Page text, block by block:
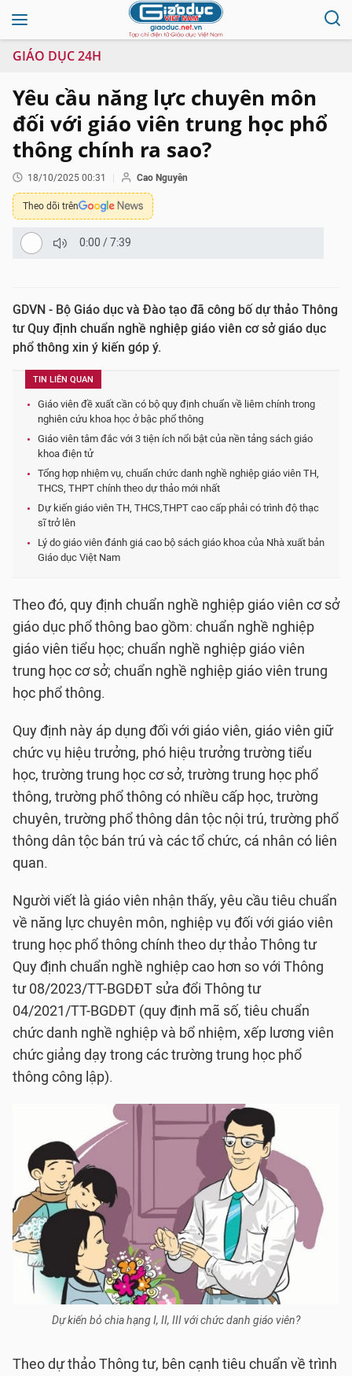
GIÁO DỤC 24H
Yêu cầu năng lực chuyên môn
đối với giáo viên trung học phổ
thông chính ra sao?
18/10/2025 00:31 Cao Nguyên
Theo dõi trên
0:00 /7:39
GDVN - Bộ Giáo dục và Đào tạo đã công bố dự thảo Thông
tư Quy định chuẩn nghề nghiệp giáo viên cơ sở giáo dục
phổ thông xin ý kiến góp ý.
TIN LIÊN QUAN
Giáo viên đề xuất cần có bộ quy định chuẩn về liêm chính trong
nghiên cứu khoa học ở bậc phổ thông
Giáo viên tâm đắc với 3 tiện ích nổi bật của nền tảng sách giáo
khoa điện tử
Tổng hợp nhiệm vụ, chuẩn chức danh nghề nghiệp giáo viên TH,
THCS, THPT chính theo dự thảo mới nhất
Dự kiến giáo viên TH, THCS,THPT cao cấp phải có trình độ thạc
sĩ trở lên
Lý do giáo viên đánh giá cao bộ sách giáo khoa của Nhà xuất bản
Giáo dục Việt Nam
Theo đó, quy định chuẩn nghề nghiệp giáo viên cơ sở
giáo dục phổ thông bao gồm: chuẩn nghề nghiệp
giáo viên tiểu học; chuẩn nghề nghiệp giáo viên
trung học cơ sở; chuẩn nghề nghiệp giáo viên trung
học phổ thông.
Quy định này áp dụng đối với giáo viên, giáo viên giữ
chức vụ hiệu trưởng, phó hiệu trưởng trường tiểu
học, trường trung học cơ sở, trường trung học phổ
thông, trường phổ thông có nhiều cấp học, trường
chuyên, trường phổ thông dân tộc nội trú, trường phổ
thông dân tộc bán trú và các tổ chức, cá nhân có liên
quan.
Người viết là giáo viên nhận thấy, yêu cầu tiêu chuẩn
về năng lực chuyên môn, nghiệp vụ đối với giáo viên
trung học phổ thông chính theo dự thảo Thông tư
Quy định chuẩn nghề nghiệp cao hơn so với Thông
tư 08/2023/TT-BGDĐT sửa đổi Thông tư
04/2021/TT-BGDĐT (quy định mã số, tiêu chuẩn
chức danh nghề nghiệp và bổ nhiệm, xếp lương viên
chức giảng dạy trong các trường trung học phổ
thông công lập).
Dự kiến bỏ chia hạng I, II, III với chức danh giáo viên?
Theo dự thảo Thông tư, bên cạnh tiêu chuẩn về trình